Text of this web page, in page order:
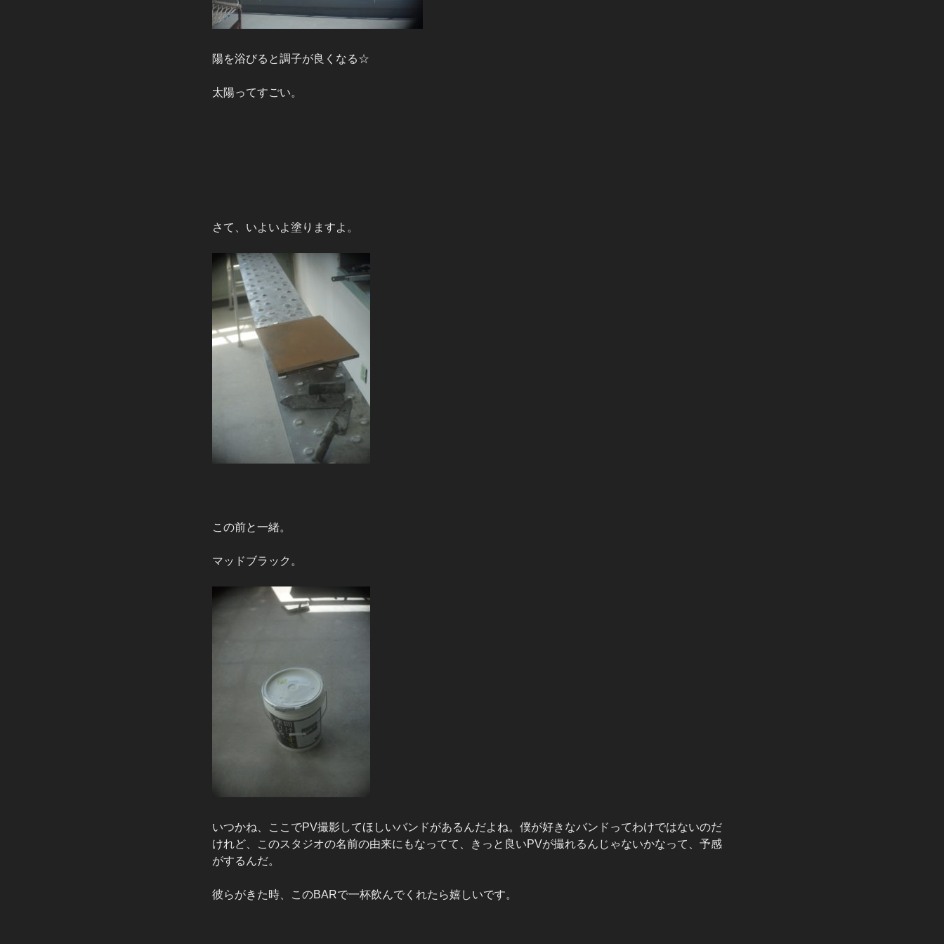
陽を浴びると調子が良くなる☆
太陽ってすごい。
さて、いよいよ塗りますよ。
この前と一緒。
マッドブラック。
いつかね、ここでPV撮影してほしいバンドがあるんだよね。僕が好きなバンドってわけではないのだ
けれど、このスタジオの名前の由来にもなってて、きっと良いPVが撮れるんじゃないかなって、予感
がするんだ。
彼らがきた時、このBARで一杯飲んでくれたら嬉しいです。